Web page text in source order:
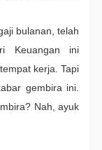
bulanan, telah
Keuangan ini
kerja. Tapi
gembira ini.
Nah, ayuk